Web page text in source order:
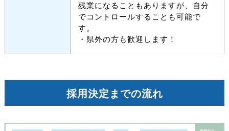
残業になることもありますが、自分
でコントロールすることも可能で
す。
・県外の方も歓迎します！
採用決定までの流れ